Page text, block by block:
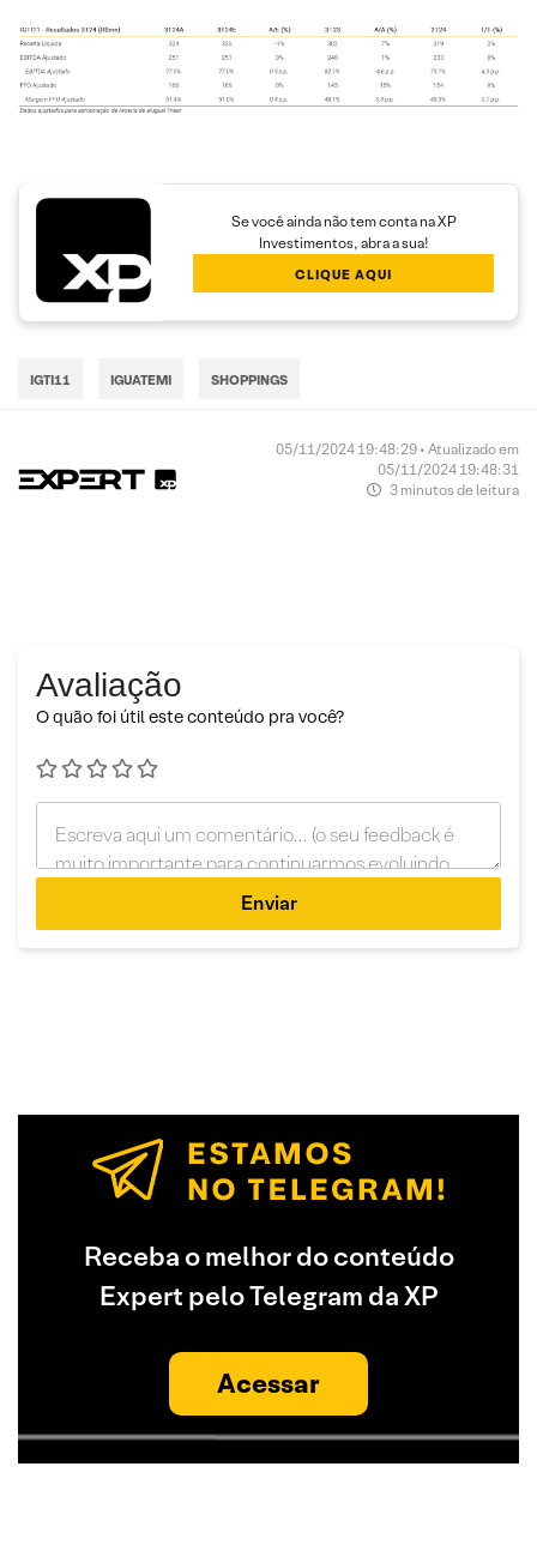
Se você ainda não tem conta na XP
Investimentos, abra a sua!
CLIQUE AQUI
IGTI11 IGUATEMI SHOPPINGS
05/11/2024 19:48:29 • Atualizado em
05/11/2024 19:48:31
3 minutos de leitura
Avaliação
O quão foi útil este conteúdo pra você?
Enviar
Receba o melhor do conteúdo
Expert pelo Telegram da XP
Acessar